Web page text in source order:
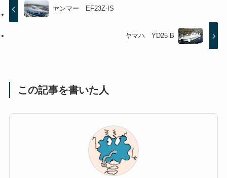
ヤンマー EF23Z-IS
ヤマハ YD25 B
この記事を書いた人